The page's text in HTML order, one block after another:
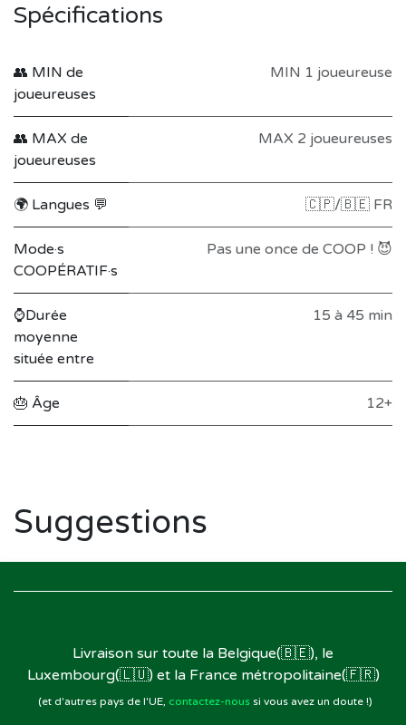
Spécifications
👥 MIN de
joueureuses
MIN 1 joueureuse
👥 MAX de
joueureuses
MAX 2 joueureuses
🌍 Langues 💬 🇨🇵/🇧🇪 FR
Mode·s
COOPÉRATIF·s
Pas une once de COOP ! 😈
⌚Durée
moyenne
située entre
15 à 45 min
🎂 Âge 12+
Suggestions
Livraison sur toute la Belgique(🇧🇪), le
Luxembourg(🇱🇺) et la France métropolitaine(🇫🇷)
(et d'autres pays de l'UE, contactez-noussi vous avez un doute !)